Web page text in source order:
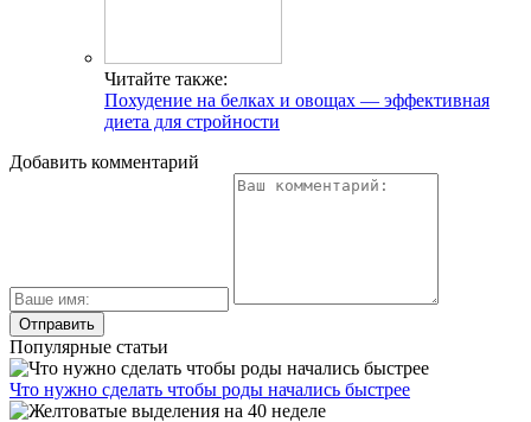
Читайте также:
Похудение на белках и овощах — эффективная
диета для стройности
Добавить комментарий
Популярные статьи
Что нужно сделать чтобы роды начались быстрее